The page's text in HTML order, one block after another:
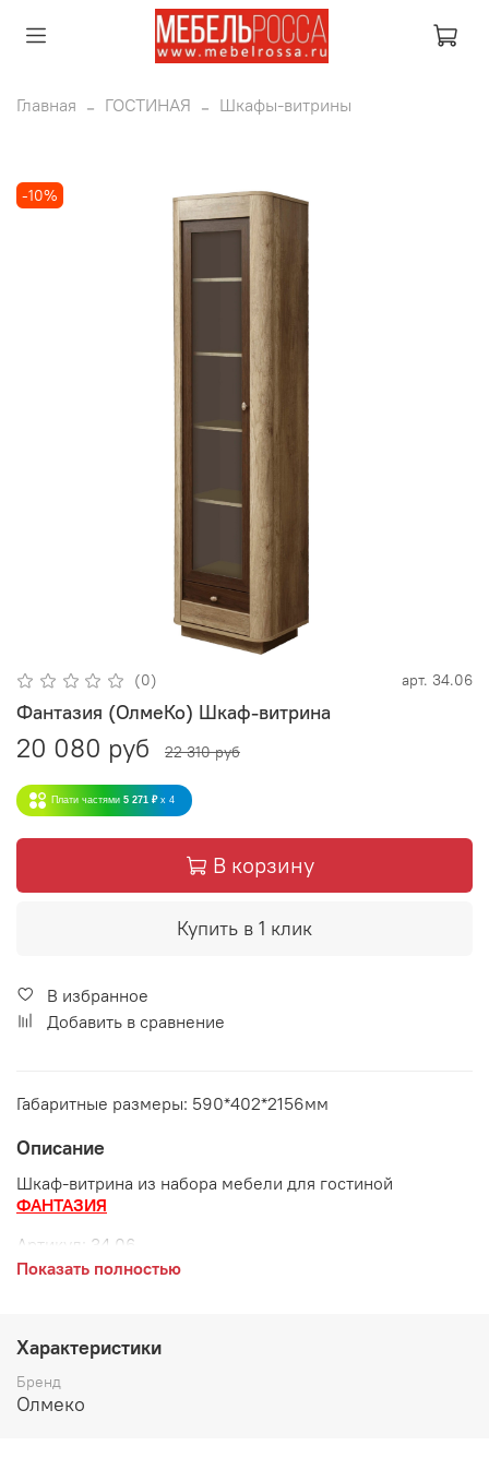
Главная ГОСТИНАЯ Шкафы-витрины
-10%
(0) арт. 34.06
Фантазия (ОлмеКо) Шкаф-витрина
20 080 руб 22 310 руб
Плати частями 5 271 ₽ x 4
В корзину
Купить в 1 клик
В избранное
Добавить в сравнение
Габаритные размеры: 590*402*2156мм
Описание
Шкаф-витрина из набора мебели для гостиной
ФАНТАЗИЯ
Артикул: 34.06
глубина 402 мм
высота 2156 мм
Показать полностью
Характеристики
Бренд
Олмеко